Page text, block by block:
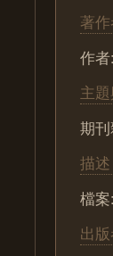
著作
作
主
期
描述
檔
出版